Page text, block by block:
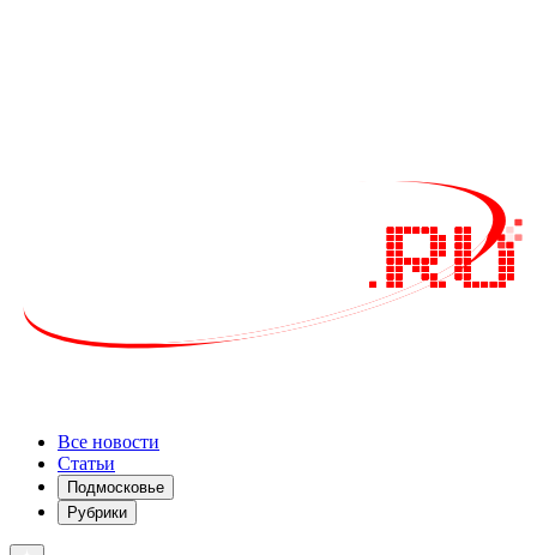
Все новости
Статьи
Подмосковье
Рубрики